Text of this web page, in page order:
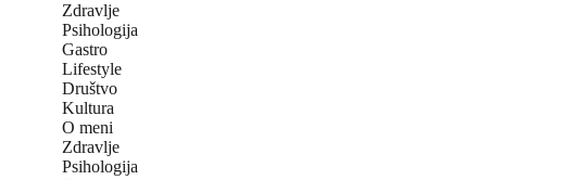
Zdravlje
Psihologija
Gastro
Lifestyle
Društvo
Kultura
O meni
Zdravlje
Psihologija